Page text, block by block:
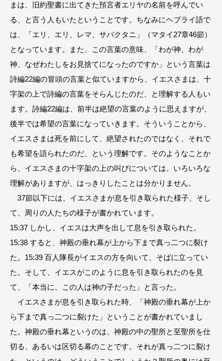
まは、旧約聖書に出てきた預言者エリヤの名前を呼んでい
る、と言う人もいたということです。ちなみにヘブライ語で
は、「エリ、エリ、レマ、サバクタニ」（マタイ27章46節）
となっています。また、この言葉の意味、「わが神、わが
神、なぜわたしをお見捨てになったのですか」という言葉は
詩編22編の冒頭の言葉と似ていますから、イエスさまは、十
字架の上で詩編の言葉をそらんじたのだ、と理解する人もい
ます。詩編22編は、前半は絶望の言葉のように思えますが、
後半では希望の言葉になっていきます。そういうことから、
イエスさまは死を前にして、絶望されたのではなく、それで
も希望を語られたのだ、という理解です。そのようなことか
ら、イエスさまの十字架の上の叫びについては、いろいろな
理解がありますが、はっきりしたことは分かりません。
37節以下には、イエスさまが息を引き取られた様子、そし
て、周りの人たちの様子が書かれています。
15:37 しかし、イエスは大声を出して息を引き取られた。
15:38 すると、神殿の垂れ幕が上から下まで真っ二つに裂け
た。15:39 百人隊長がイエスの方を向いて、そばに立ってい
た。そして、イエスがこのように息を引き取られたのを見
て、「本当に、この人は神の子だった」と言った。
イエスさまが息を引き取られた時、「神殿の垂れ幕が上か
ら下まで真っ二つに裂けた」ということが書かれていまし
た。神殿の垂れ幕というのは、神殿の中の聖所と至聖所を仕
切る、あるいは区切る幕のことです。それが真っ二つに裂け